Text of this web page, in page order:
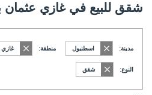
شقق للبيع في غازي عثمان
مدينة: اسطنبول منطقة: غازي
النوع: شقق